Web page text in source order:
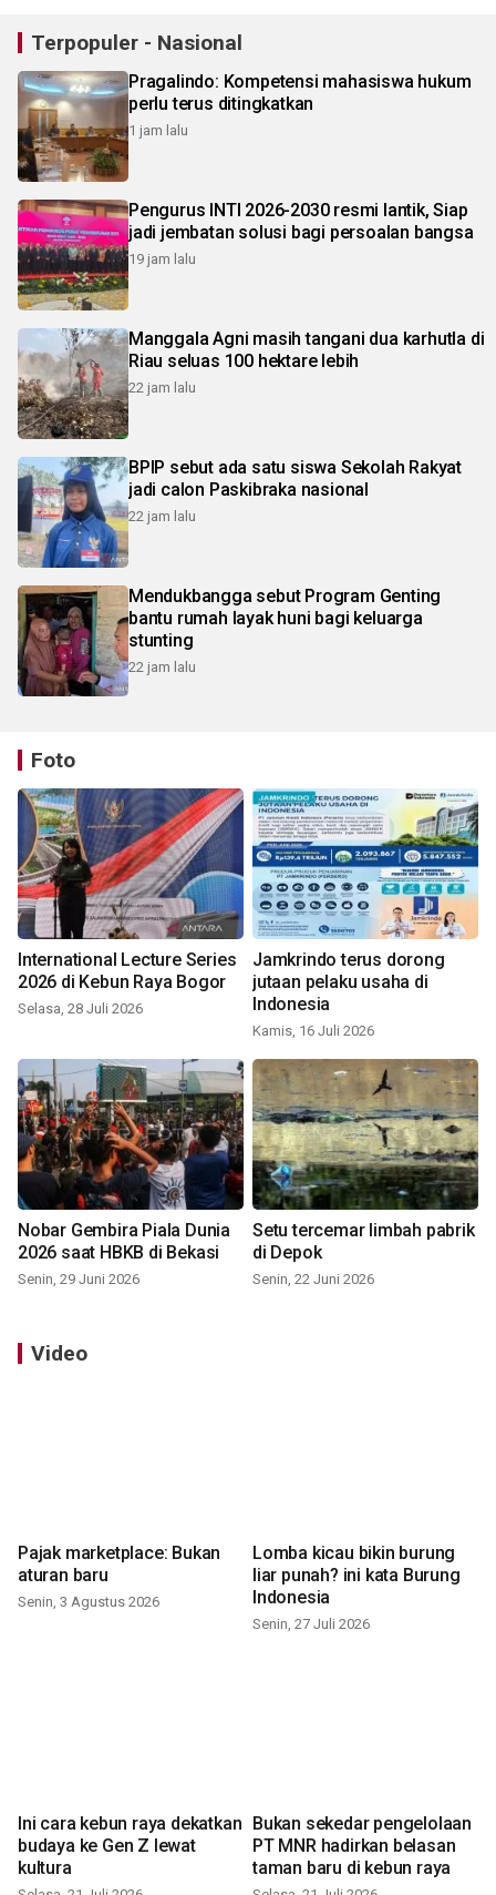
Terpopuler - Nasional
Pragalindo: Kompetensi mahasiswa hukum
perlu terus ditingkatkan
1 jam lalu
Pengurus INTI 2026-2030 resmi lantik, Siap
jadi jembatan solusi bagi persoalan bangsa
19 jam lalu
Manggala Agni masih tangani dua karhutla di
Riau seluas 100 hektare lebih
22 jam lalu
BPIP sebut ada satu siswa Sekolah Rakyat
jadi calon Paskibraka nasional
22 jam lalu
Mendukbangga sebut Program Genting
bantu rumah layak huni bagi keluarga
stunting
22 jam lalu
Foto
International Lecture Series
2026 di Kebun Raya Bogor
Selasa, 28 Juli 2026
Jamkrindo terus dorong
jutaan pelaku usaha di
Indonesia
Kamis, 16 Juli 2026
Nobar Gembira Piala Dunia
2026 saat HBKB di Bekasi
Senin, 29 Juni 2026
Setu tercemar limbah pabrik
di Depok
Senin, 22 Juni 2026
Video
Pajak marketplace: Bukan
aturan baru
Senin, 3 Agustus 2026
Lomba kicau bikin burung
liar punah? ini kata Burung
Indonesia
Senin, 27 Juli 2026
Ini cara kebun raya dekatkan
budaya ke Gen Z lewat
kultura
Bukan sekedar pengelolaan
PT MNR hadirkan belasan
taman baru di kebun raya